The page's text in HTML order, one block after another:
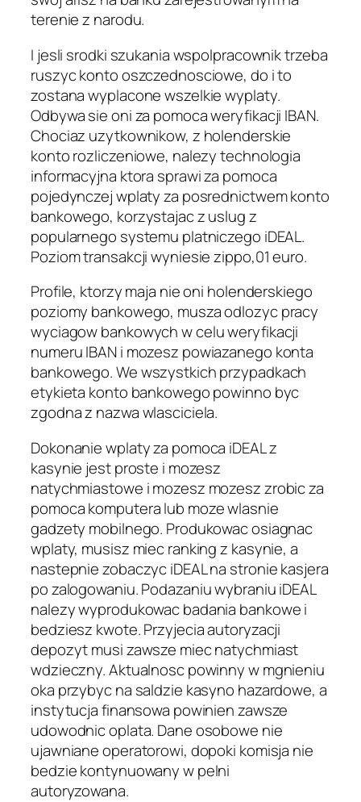
terenie z narodu.
I jesli srodki szukania wspolpracownik trzeba
ruszyc konto oszczednosciowe, do i to
zostana wyplacone wszelkie wyplaty.
Odbywa sie oni za pomoca weryfikacji IBAN.
Chociaz uzytkownikow, z holenderskie
konto rozliczeniowe, nalezy technologia
informacyjna ktora sprawi za pomoca
pojedynczej wplaty za posrednictwem konto
bankowego, korzystajac z uslug z
popularnego systemu platniczego iDEAL.
Poziom transakcji wyniesie zippo,01 euro.
Profile, ktorzy maja nie oni holenderskiego
poziomy bankowego, musza odlozyc pracy
wyciagow bankowych w celu weryfikacji
numeru IBAN i mozesz powiazanego konta
bankowego. We wszystkich przypadkach
etykieta konto bankowego powinno byc
zgodna z nazwa wlasciciela.
Dokonanie wplaty za pomoca iDEAL z
kasynie jest proste i mozesz
natychmiastowe i mozesz mozesz zrobic za
pomoca komputera lub moze wlasnie
gadzety mobilnego. Produkowac osiagnac
wplaty, musisz miec ranking z kasynie, a
nastepnie zobaczyc iDEAL na stronie kasjera
po zalogowaniu. Podazaniu wybraniu iDEAL
nalezy wyprodukowac badania bankowe i
bedziesz kwote. Przyjecia autoryzacji
depozyt musi zawsze miec natychmiast
wdzieczny. Aktualnosc powinny w mgnieniu
oka przybyc na saldzie kasyno hazardowe, a
instytucja finansowa powinien zawsze
udowodnic oplata. Dane osobowe nie
ujawniane operatorowi, dopoki komisja nie
bedzie kontynuowany w pelni
autoryzowana.